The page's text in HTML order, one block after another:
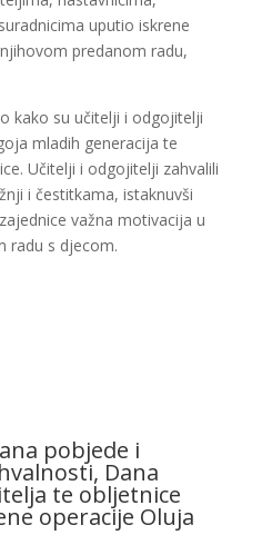
uputio iskrene
predanom radu,
kako su učitelji i odgojitelji
mladih generacija te
Učitelji i odgojitelji zahvalili
i čestitkama, istaknuvši
važna motivacija u
radu s djecom.
pobjede i
Dana
te obljetnice
operacije Oluja